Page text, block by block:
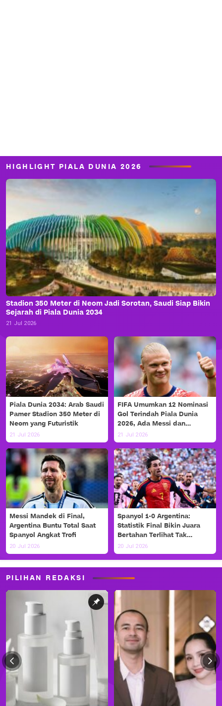
HIGHLIGHT PIALA DUNIA 2026
Stadion 350 Meter di Neom Jadi Sorotan, Saudi Siap Bikin
Sejarah di Piala Dunia 2034
21 Jul 2026
Piala Dunia 2034: Arab Saudi
Pamer Stadion 350 Meter di
Neom yang Futuristik
21 Jul 2026
FIFA Umumkan 12 Nominasi
Gol Terindah Piala Dunia
2026, Ada Messi dan
Haaland!
21 Jul 2026
Messi Mandek di Final,
Argentina Buntu Total Saat
Spanyol Angkat Trofi
20 Jul 2026
Spanyol 1-0 Argentina:
Statistik Final Bikin Juara
Bertahan Terlihat Tak
Berdaya
20 Jul 2026
PILIHAN REDAKSI